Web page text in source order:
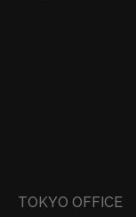
TOKYO OFFICE